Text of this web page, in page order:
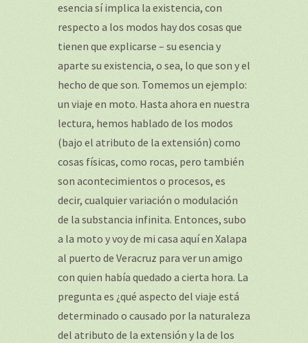
esencia sí implica la existencia, con
respecto a los modos hay dos cosas que
tienen que explicarse – su esencia y
aparte su existencia, o sea, lo que son y el
hecho de que son. Tomemos un ejemplo:
un viaje en moto. Hasta ahora en nuestra
lectura, hemos hablado de los modos
(bajo el atributo de la extensión) como
cosas físicas, como rocas, pero también
son acontecimientos o procesos, es
decir, cualquier variación o modulación
de la substancia infinita. Entonces, subo
a la moto y voy de mi casa aquí en Xalapa
al puerto de Veracruz para ver un amigo
con quien había quedado a cierta hora. La
pregunta es ¿qué aspecto del viaje está
determinado o causado por la naturaleza
del atributo de la extensión y la de los